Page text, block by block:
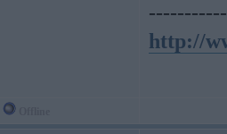
http://